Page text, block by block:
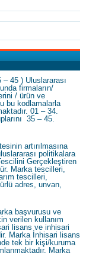
45 ) Uluslararası
firmaların/
/ ürün ve
bu kodlamalarla
01 – 34.
35 – 45.
artırılmasına
politikalara
Gerçekleştiren
Marka tescilleri,
tescilleri,
adres, unvan,
başvurusu ve
verilen kullanım
lisans ve inhisari
Marka İnhisari lisans
tek bir kişi/kuruma
Marka